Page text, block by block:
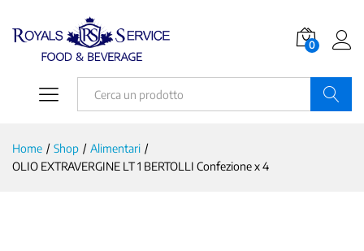
0
Home / Shop / Alimentari /
OLIO EXTRAVERGINE LT 1 BERTOLLI Confezione x 4